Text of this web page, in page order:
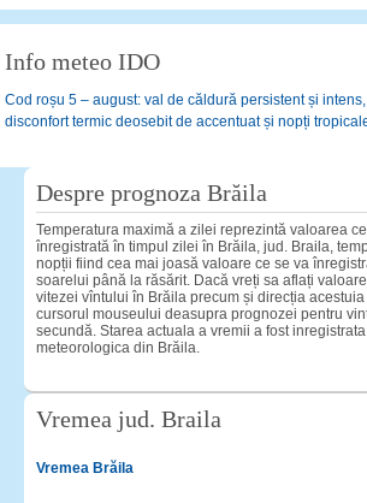
Info meteo IDO
Cod roșu 5 – august: val de căldură persistent și
disconfort termic deosebit de accentuat și nopți
Despre prognoza Brăila
Temperatura maximă a zilei reprezintă valoarea
înregistrată în timpul zilei în Brăila, jud. Braila,
nopții fiind cea mai joasă valoare ce se va
soarelui până la răsărit. Dacă vreți sa aflați
vitezei vîntului în Brăila precum și direcția
cursorul mouseului deasupra prognozei pentru
secundă. Starea actuala a vremii a fost
meteorologica din Brăila.
Vremea jud. Braila
Vremea Brăila